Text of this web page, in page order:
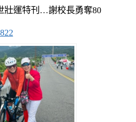
壯運特刊…謝校長勇奪80